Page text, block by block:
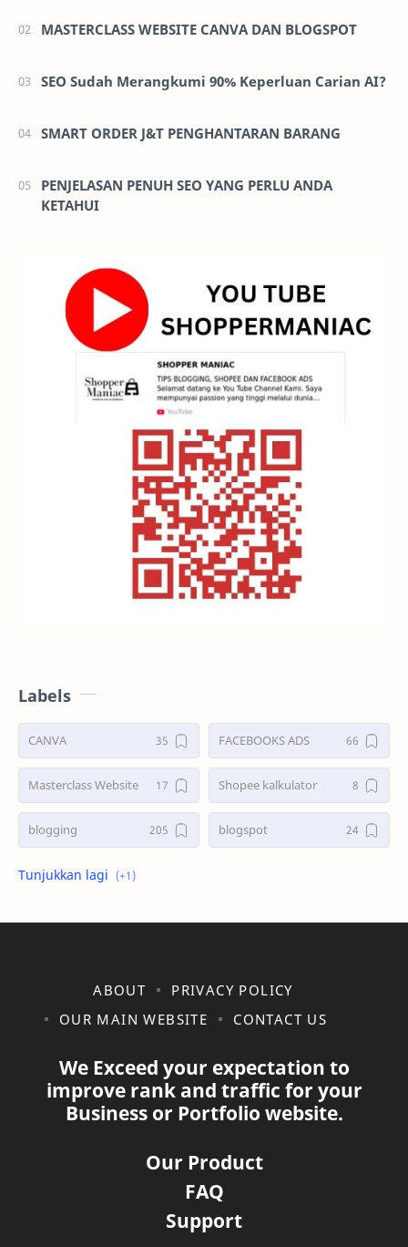
MASTERCLASS WEBSITE CANVA DAN BLOGSPOT
SEO Sudah Merangkumi 90% Keperluan Carian AI?
SMART ORDER J&T PENGHANTARAN BARANG
PENJELASAN PENUH SEO YANG PERLU ANDA
KETAHUI
Labels
CANVA FACEBOOKS ADS
Masterclass Website Shopee kalkulator
blogging blogspot
shopee
ABOUT
PRIVACY POLICY
OUR MAIN WEBSITE
CONTACT US
We Exceed your expectation to
improve rank and traffic for your
Business or Portfolio website.
Our Product
FAQ
Support